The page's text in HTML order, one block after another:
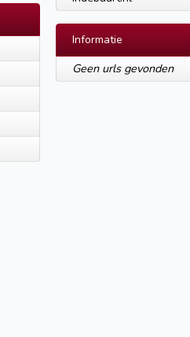
Informatie
Geen urls gevonden